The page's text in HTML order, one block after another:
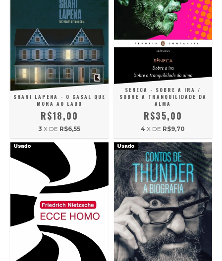
SHARI LAPENA - O CASAL QUE
MORA AO LADO
R$18,00
3 X DE R$6,55
SENECA - SOBRE A IRA /
SOBRE A TRANQUILIDADE DA
ALMA
R$35,00
4 X DE R$9,70